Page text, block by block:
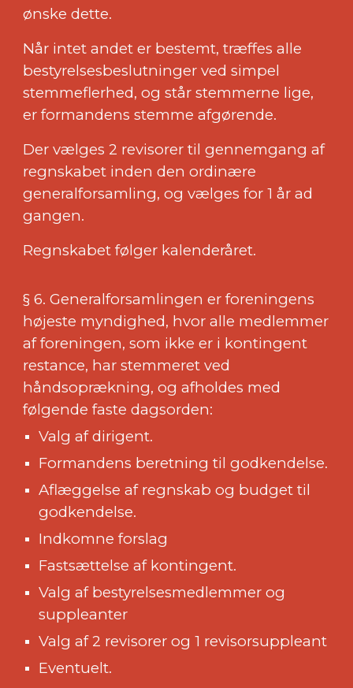
ønske dette.
Når intet andet er bestemt, træffes alle
bestyrelsesbeslutninger ved simpel
stemmeflerhed, og står stemmerne lige,
er formandens stemme afgørende.
Der vælges 2 revisorer til gennemgang af
regnskabet inden den ordinære
generalforsamling, og vælges for 1 år ad
gangen.
Regnskabet følger kalenderåret.
§ 6. Generalforsamlingen er foreningens
højeste myndighed, hvor alle medlemmer
af foreningen, som ikke er i kontingent
restance, har stemmeret ved
håndsoprækning, og afholdes med
følgende faste dagsorden:
Valg af dirigent.
Formandens beretning til godkendelse.
Aflæggelse af regnskab og budget til
godkendelse.
Indkomne forslag
Fastsættelse af kontingent.
Valg af bestyrelsesmedlemmer og
suppleanter
Valg af 2 revisorer og 1 revisorsuppleant
Eventuelt.